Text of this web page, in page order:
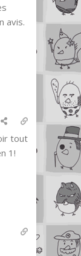
avis.
tout
1!